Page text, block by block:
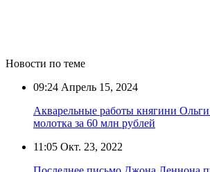
Новости по теме
09:24 Апрель 15, 2024
Акварельные работы княгини
молотка за 60 млн рублей
11:05 Окт. 23, 2022